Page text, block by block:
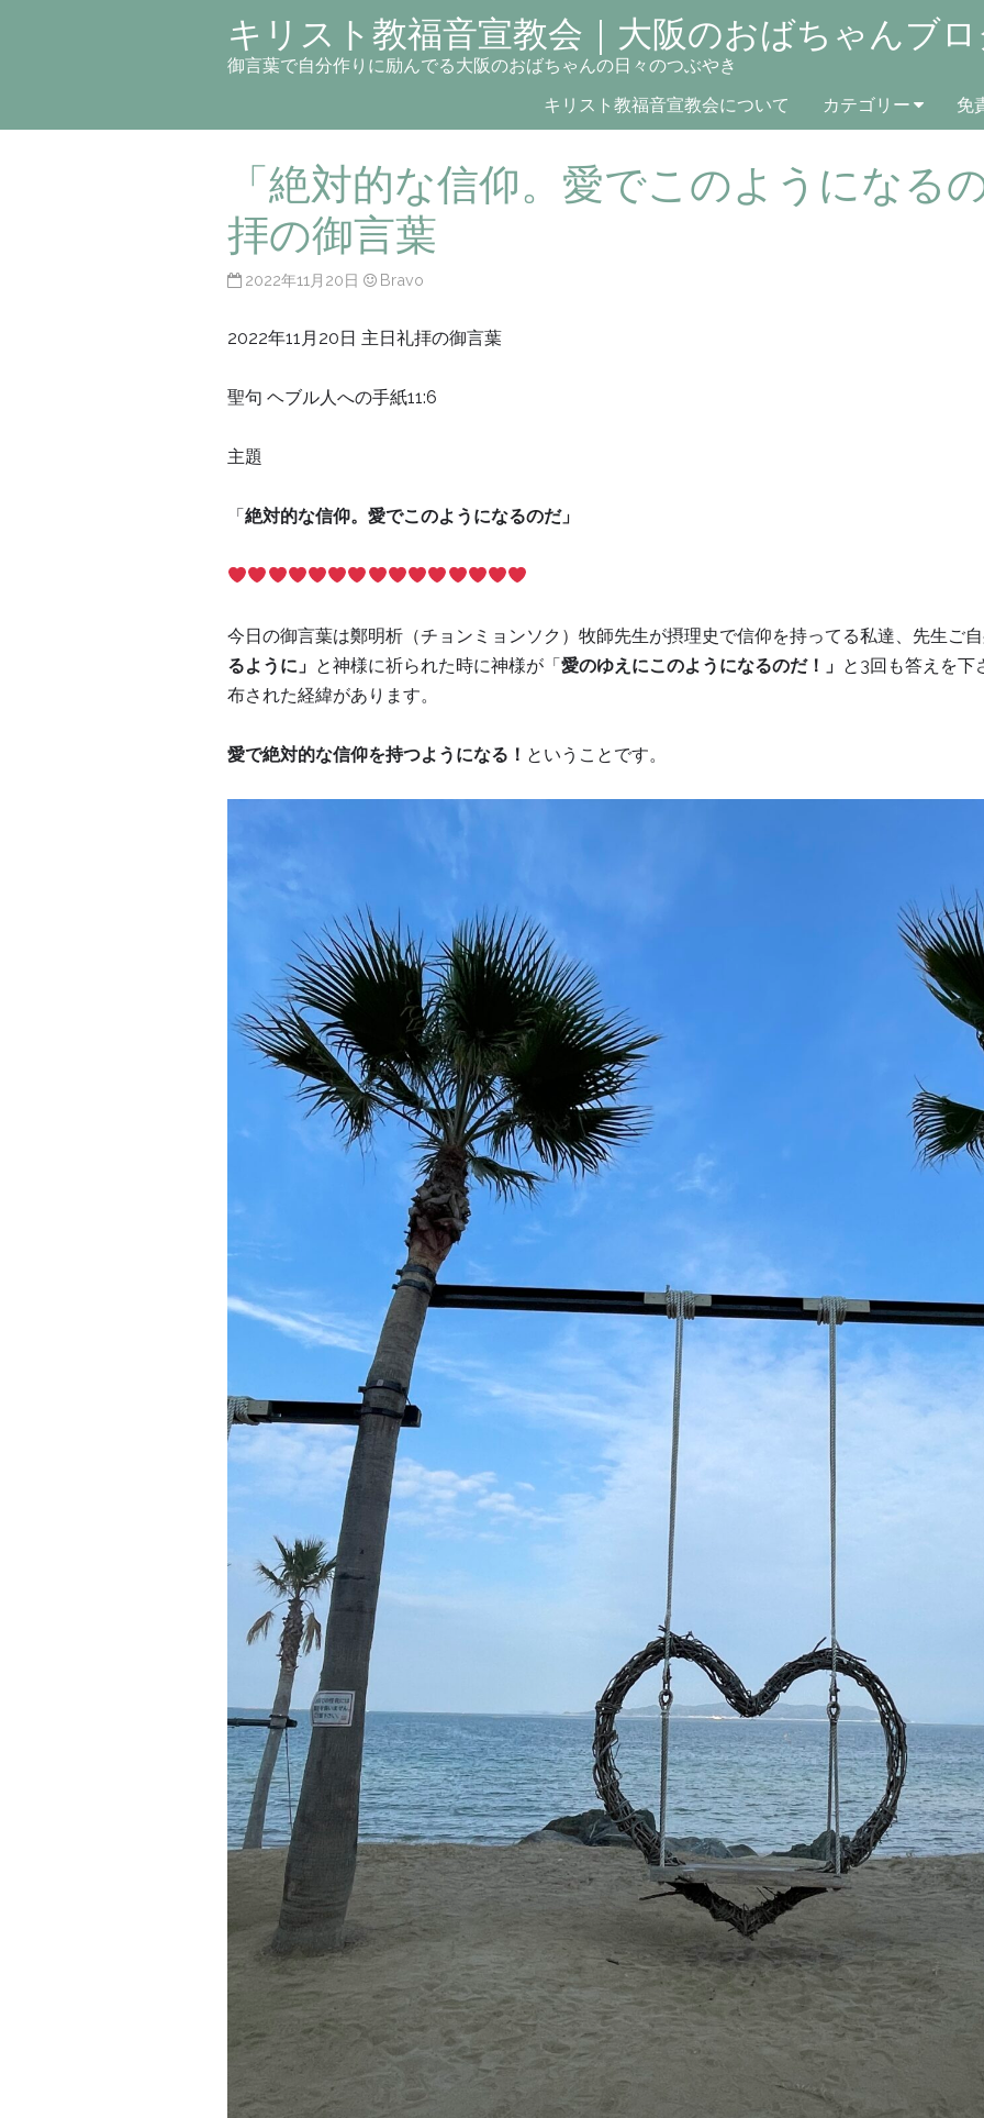
キリスト教福音宣教会｜大阪のおばちゃんブ
御言葉で自分作りに励んでる大阪のおばちゃんの日々のつぶやき
キリスト教福音宣教会について
カテゴリー 免
「絶対的な信仰。愛でこのようになる
拝の御言葉
2022年11月20日 Bravo
2022年11月20日 主日礼拝の御言葉
聖句 ヘブル人への手紙11:6
主題
「 絶対的な信仰。愛でこのようになるのだ」
今日の御言葉は鄭明析（チョンミョンソク）牧師先生が摂理史で信仰を持ってる私達、先生ご
るように」 と神様に祈られた時に神様が「愛のゆえにこのようになるのだ！」 と3回も答えを下
布された経緯があります。
愛で絶対的な信仰を持つようになる！ ということです。